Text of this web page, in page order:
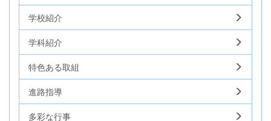
学校紹介
学科紹介
特色ある取組
進路指導
多彩な行事